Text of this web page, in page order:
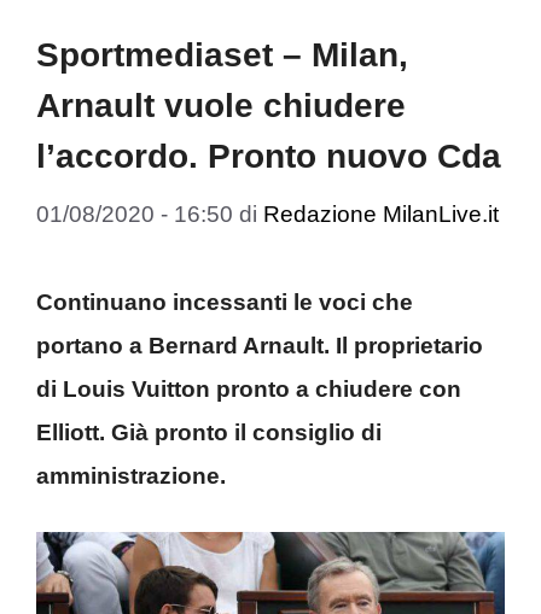
Sportmediaset – Milan,
Arnault vuole chiudere
l’accordo. Pronto nuovo Cda
01/08/2020 - 16:50 di Redazione MilanLive.it
Continuano incessanti le voci che
portano a Bernard Arnault. Il proprietario
di Louis Vuitton pronto a chiudere con
Elliott. Già pronto il consiglio di
amministrazione.